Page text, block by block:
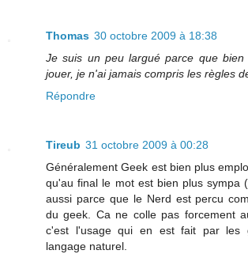
Thomas 30 octobre 2009 à 18:38
Je suis un peu largué parce que
jouer, je n'ai jamais compris les règles
Répondre
Tireub 31 octobre 2009 à 00:28
Généralement Geek est bien plus
qu'au final le mot est bien plus sympa
aussi parce que le Nerd est percu
du geek. Ca ne colle pas forcement
c'est l'usage qui en est fait par les
langage naturel.